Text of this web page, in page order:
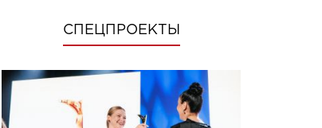
СПЕЦПРОЕКТЫ